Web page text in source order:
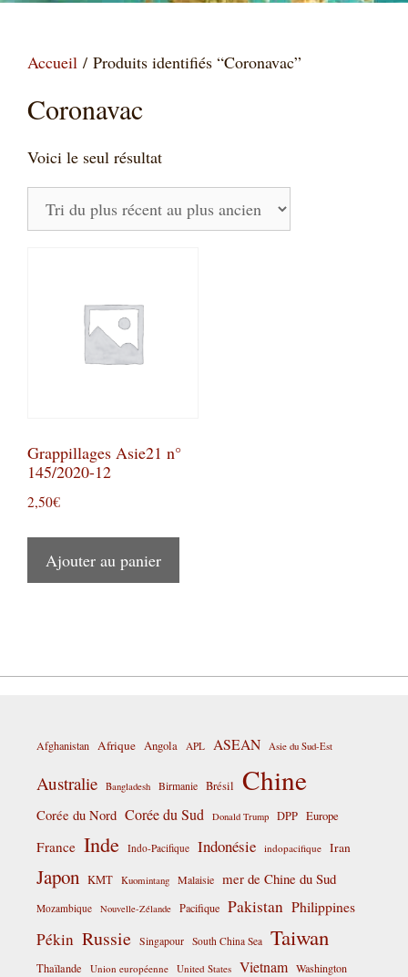
Accueil / Produits identifiés “Coronavac”
Coronavac
Voici le seul résultat
Grappillages Asie21 n°
145/2020-12
2,50€
Ajouter au panier
Afghanistan Afrique Angola APL ASEAN Asie du Sud-Est
Australie Bangladesh Birmanie Brésil Chine
Corée du Nord Corée du Sud Donald Trump DPP Europe
France Inde Indo-Pacifique Indonésie indopacifique Iran
Japon KMT Kuomintang Malaisie mer de Chine du Sud
Mozambique Nouvelle-Zélande Pacifique Pakistan Philippines
Pékin Russie Singapour South China Sea Taiwan
Thaïlande Union européenne United States Vietnam Washington